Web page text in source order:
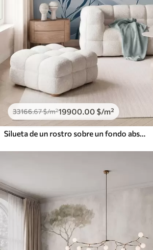
33166.67$/m²19900.00 $/m²
Silueta de un rostro sobre un fondo abstracto